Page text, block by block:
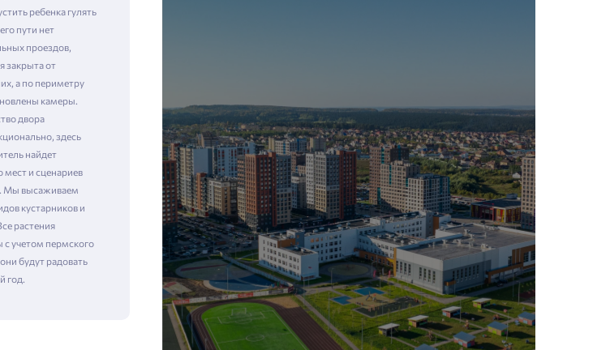
ребенка гулять
пути нет
проездов,
закрыта от
а по периметру
камеры.
двора
здесь
найдет
и сценариев
Мы высаживаем
кустарников и
растения
с учетом пермского
будут радовать
год.